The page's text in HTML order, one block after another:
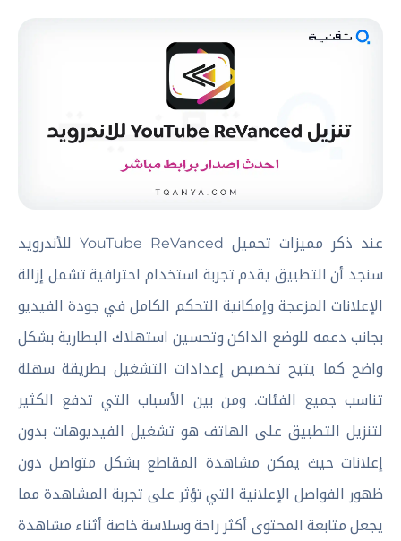
عند ذكر مميزات تحميل YouTube ReVanced للأندرويد
سنجد أن التطبيق يقدم تجربة استخدام احترافية تشمل إزالة
الإعلانات المزعجة وإمكانية التحكم الكامل في جودة الفيديو
بجانب دعمه للوضع الداكن وتحسين استهلاك البطارية بشكل
واضح كما يتيح تخصيص إعدادات التشغيل بطريقة سهلة
تناسب جميع الفئات. ومن بين الأسباب التي تدفع الكثير
لتنزيل التطبيق على الهاتف هو تشغيل الفيديوهات بدون
إعلانات حيث يمكن مشاهدة المقاطع بشكل متواصل دون
ظهور الفواصل الإعلانية التي تؤثر على تجربة المشاهدة مما
يجعل متابعة المحتوى أكثر راحة وسلاسة خاصة أثناء مشاهدة